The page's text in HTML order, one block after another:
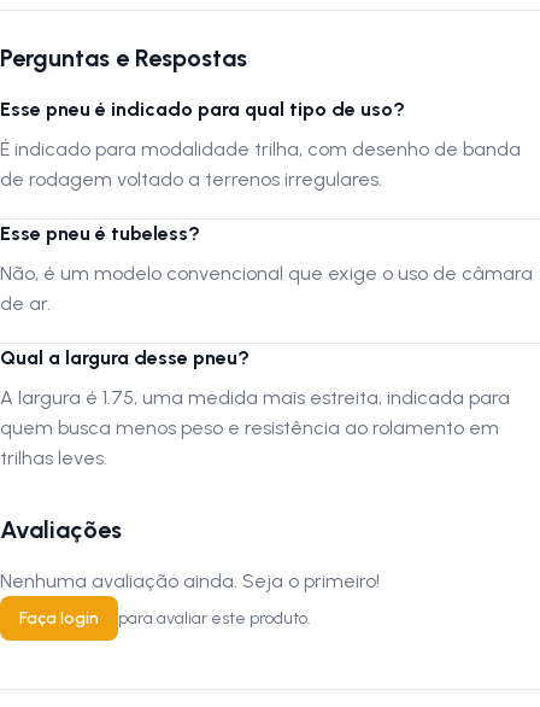
Perguntas e Respostas
Esse pneu é indicado para qual tipo de uso?
É indicado para modalidade trilha, com desenho de banda
de rodagem voltado a terrenos irregulares.
Esse pneu é tubeless?
Não, é um modelo convencional que exige o uso de câmara
de ar.
Qual a largura desse pneu?
A largura é 1.75, uma medida mais estreita, indicada para
quem busca menos peso e resistência ao rolamento em
trilhas leves.
Avaliações
Nenhuma avaliação ainda. Seja o primeiro!
Faça login para avaliar este produto.